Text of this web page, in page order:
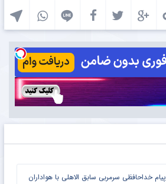
پیام خداحافظی سرمربی سابق الاهلی با هواداران